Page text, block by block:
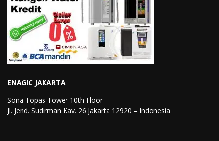
ENAGIC JAKARTA
Sona Topas Tower 10th Floor
Jl. Jend. Sudirman Kav. 26 Jakarta 12920 – Indonesia